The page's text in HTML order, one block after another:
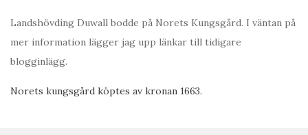
Landshövding Duwall bodde på Norets Kungsgård. I väntan på
mer information lägger jag upp länkar till tidigare
blogginlägg.
Norets kungsgård köptes av kronan 1663.